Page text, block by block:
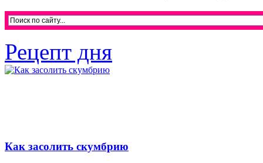
Рецепт дня
Как засолить скумбрию